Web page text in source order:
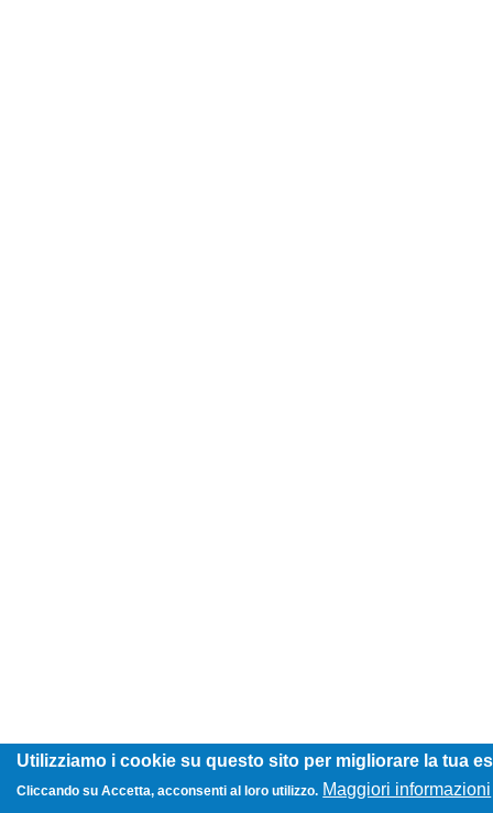
Utilizziamo i cookie su questo sito per migliorare la tua
Cliccando su Accetta, acconsenti al loro utilizzo. Maggiori informazioni